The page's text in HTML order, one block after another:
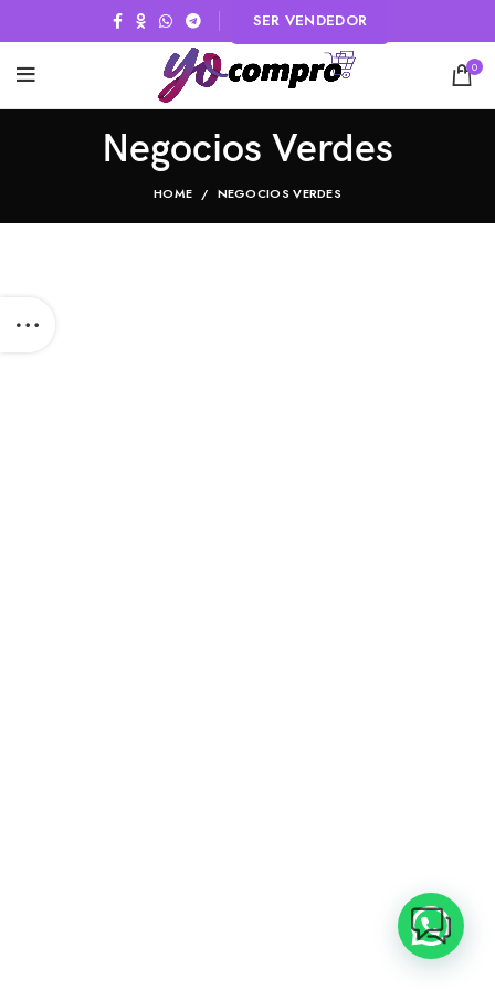
SER VENDEDOR
0
Negocios Verdes
HOME NEGOCIOS VERDES